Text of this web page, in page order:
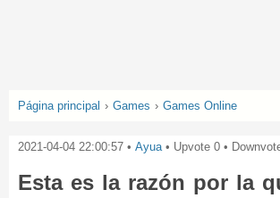
Página principal › Games › Games Online
2021-04-04 22:00:57 • Ayua• Upvote 0 •
Esta es la razón por la